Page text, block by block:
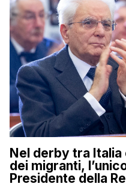
Nel derby tra Italia
dei migranti,
Presidente della